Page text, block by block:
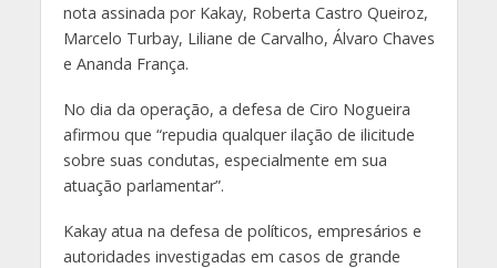
nota assinada por Kakay, Roberta Castro Queiroz,
Marcelo Turbay, Liliane de Carvalho, Álvaro Chaves
e Ananda França.
No dia da operação, a defesa de Ciro Nogueira
afirmou que “repudia qualquer ilação de ilicitude
sobre suas condutas, especialmente em sua
atuação parlamentar”.
Kakay atua na defesa de políticos, empresários e
autoridades investigadas em casos de grande